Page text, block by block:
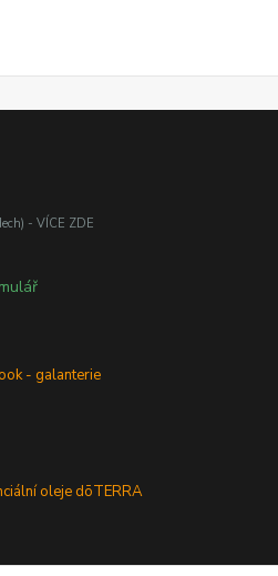
- VÍCE ZDE
- galanterie
oleje dōTERRA